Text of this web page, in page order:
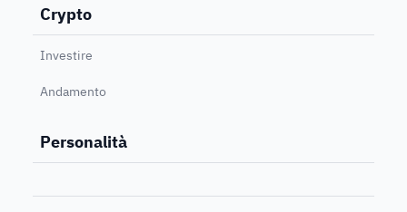
Crypto
Investire
Andamento
Personalità